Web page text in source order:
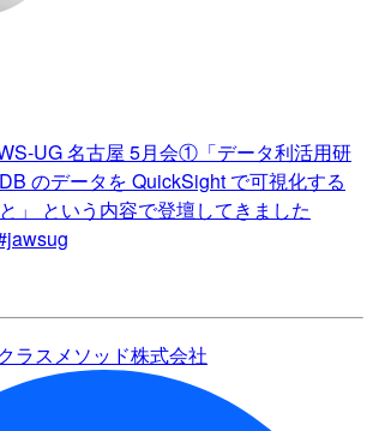
UG 名古屋 5月会①「データ利活用研
のデータを QuickSight で可視化する
」 という内容で登壇してきました
クラスメソッド株式会社